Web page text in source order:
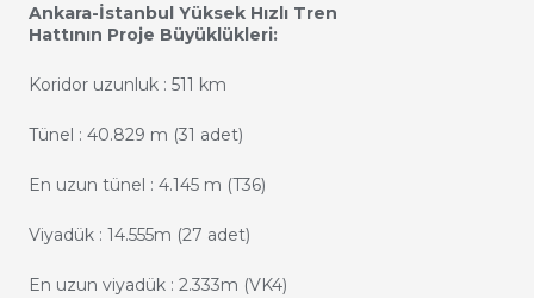
Ankara-İstanbul Yüksek Hızlı Tren
Hattının Proje Büyüklükleri:
Koridor uzunluk : 511 km
Tünel : 40.829 m (31 adet)
En uzun tünel : 4.145 m (T36)
Viyadük : 14.555m (27 adet)
En uzun viyadük : 2.333m (VK4)